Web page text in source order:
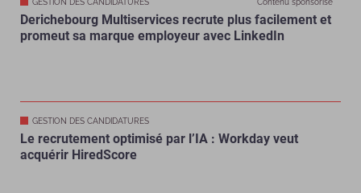
GESTION DES CANDIDATURES Contenu sponsorisé
Derichebourg Multiservices recrute plus facilement et
promeut sa marque employeur avec LinkedIn
GESTION DES CANDIDATURES
Le recrutement optimisé par l’IA : Workday veut
acquérir HiredScore